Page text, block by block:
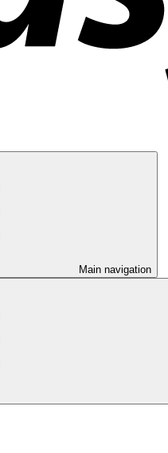
Main navigation